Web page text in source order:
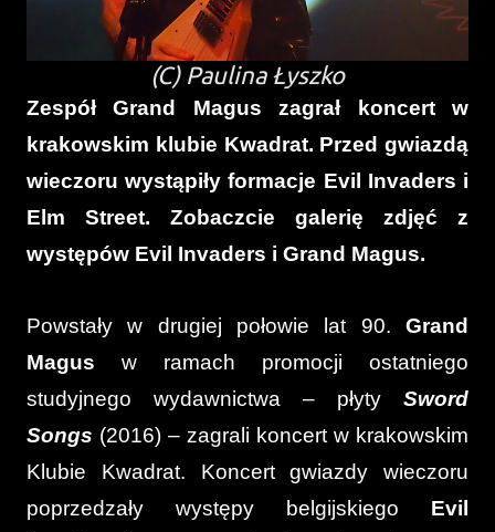
(C) Paulina Łyszko
Zespół Grand Magus zagrał koncert w
krakowskim klubie Kwadrat. Przed gwiazdą
wieczoru wystąpiły formacje Evil Invaders i
Elm Street. Zobaczcie galerię zdjęć z
występów Evil Invaders i Grand Magus.
Powstały w drugiej połowie lat 90. Grand
Magus w ramach promocji ostatniego
studyjnego wydawnictwa – płyty Sword
Songs (2016) – zagrali koncert w krakowskim
Klubie Kwadrat. Koncert gwiazdy wieczoru
poprzedzały występy belgijskiego Evil